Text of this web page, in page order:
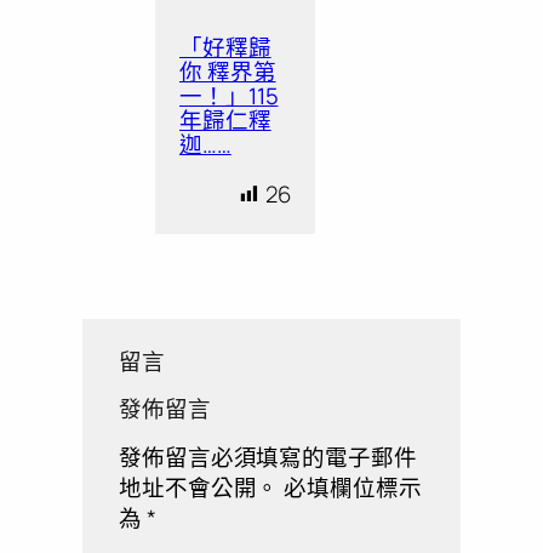
「好釋歸
你 釋界第
一！」115
年歸仁釋
迦……
26
留言
發佈留言
發佈留言必須填寫的電子郵件
地址不會公開。 必填欄位標示
為*